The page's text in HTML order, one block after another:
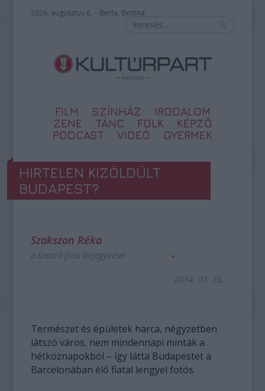
2026. augusztus 6. – Berta, Bettina
FILM SZÍNHÁZ
IRODALOM
ZENE
TÁNC FOLK
KÉPZŐ
PODCAST
VIDEÓ GYERMEK
HIRTELEN KIZÖLDÜLT
BUDAPEST?
Szakszon Réka
a szerző friss bejegyzései
2014. 07. 16.
Természet és épületek harca, négyzetben
látszó város, nem mindennapi minták a
hétköznapokból – így látta Budapestet a
Barcelonában élő fiatal lengyel fotós.